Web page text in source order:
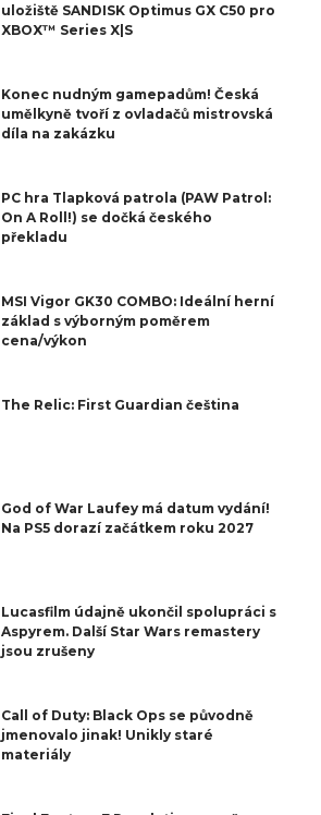
uložiště SANDISK Optimus GX C50 pro
XBOX™ Series X|S
Konec nudným gamepadům! Česká
umělkyně tvoří z ovladačů mistrovská
díla na zakázku
PC hra Tlapková patrola (PAW Patrol:
On A Roll!) se dočká českého
překladu
MSI Vigor GK30 COMBO: Ideální herní
základ s výborným poměrem
cena/výkon
The Relic: First Guardian čeština
God of War Laufey má datum vydání!
Na PS5 dorazí začátkem roku 2027
Lucasfilm údajně ukončil spolupráci s
Aspyrem. Další Star Wars remastery
jsou zrušeny
Call of Duty: Black Ops se původně
jmenovalo jinak! Unikly staré
materiály